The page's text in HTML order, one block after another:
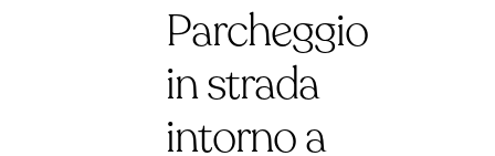
Parcheggio
in strada
intorno a